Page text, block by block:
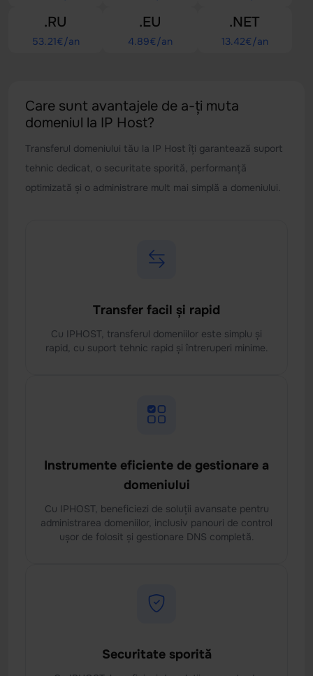
.RU
53.21€/an
.EU
4.89€/an
.NET
13.42€/an
Care sunt avantajele de a-ți muta
domeniul la IP Host?
Transferul domeniului tău la IP Host îți garantează suport
tehnic dedicat, o securitate sporită, performanță
optimizată și o administrare mult mai simplă a domeniului.
Transfer facil și rapid
Cu IPHOST, transferul domeniilor este simplu și
rapid, cu suport tehnic rapid și întreruperi minime.
Instrumente eficiente de gestionare a
domeniului
Cu IPHOST, beneficiezi de soluții avansate pentru
administrarea domeniilor, inclusiv panouri de control
ușor de folosit și gestionare DNS completă.
Securitate sporită